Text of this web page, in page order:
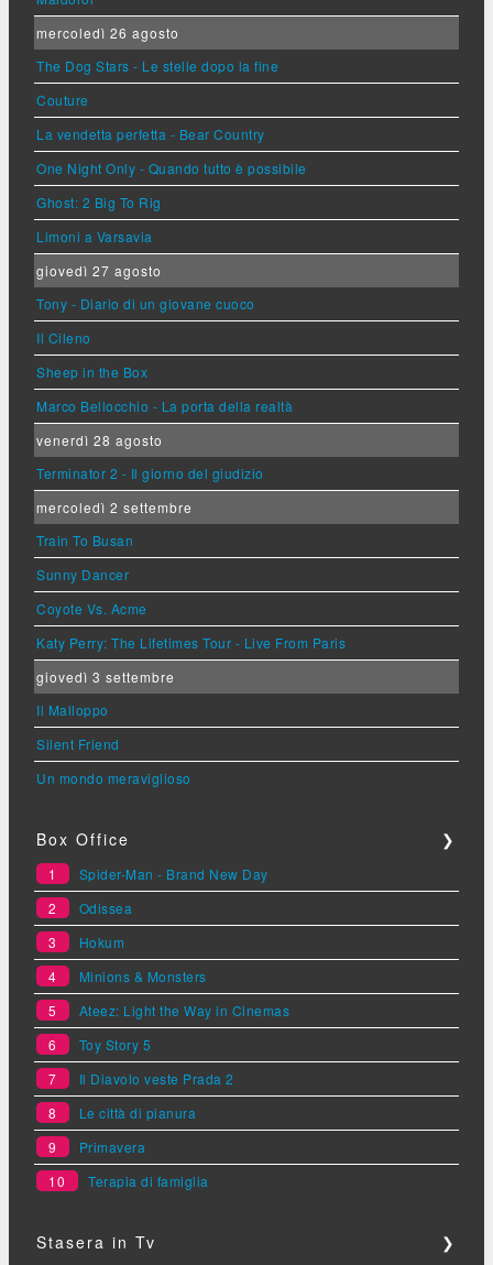
mercoledì 26 agosto
The Dog Stars - Le stelle dopo la fine
Couture
La vendetta perfetta - Bear Country
One Night Only - Quando tutto è possibile
Ghost: 2 Big To Rig
Limoni a Varsavia
giovedì 27 agosto
Tony - Diario di un giovane cuoco
Il Cileno
Sheep in the Box
Marco Bellocchio - La porta della realtà
venerdì 28 agosto
Terminator 2 - Il giorno del giudizio
mercoledì 2 settembre
Train To Busan
Sunny Dancer
Coyote Vs. Acme
Katy Perry: The Lifetimes Tour - Live From Paris
giovedì 3 settembre
Il Malloppo
Silent Friend
Un mondo meraviglioso
Box Office ❯
1
Spider-Man - Brand New Day
2
Odissea
3
Hokum
4
Minions & Monsters
5
Ateez: Light the Way in Cinemas
6
Toy Story 5
7
Il Diavolo veste Prada 2
8
Le città di pianura
9
Primavera
10
Terapia di famiglia
Stasera in Tv ❯